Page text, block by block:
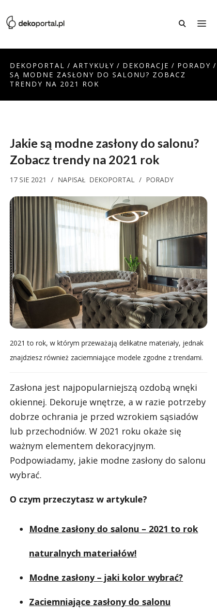
DEKOPORTAL / ARTYKUŁY / DEKORACJE / PORADY /
SĄ MODNE ZASŁONY DO SALONU? ZOBACZ
TRENDY NA 2021 ROK
Jakie są modne zasłony do salonu?
Zobacz trendy na 2021 rok
17 SIE 2021 / NAPISAŁ DEKOPORTAL / PORADY
2021 to rok, w którym przeważają delikatne materiały, jednak
znajdziesz również zaciemniające modele zgodne z trendami.
Zasłona jest najpopularniejszą ozdobą wnęki
okiennej. Dekoruje wnętrze, a w razie potrzeby
dobrze ochrania je przed wzrokiem sąsiadów
lub przechodniów. W 2021 roku okaże się
ważnym elementem dekoracyjnym.
Podpowiadamy, jakie modne zasłony do salonu
wybrać.
O czym przeczytasz w artykule?
Modne zasłony do salonu – 2021 to rok
naturalnych materiałów!
Modne zasłony – jaki kolor wybrać?
Zaciemniające zasłony do salonu